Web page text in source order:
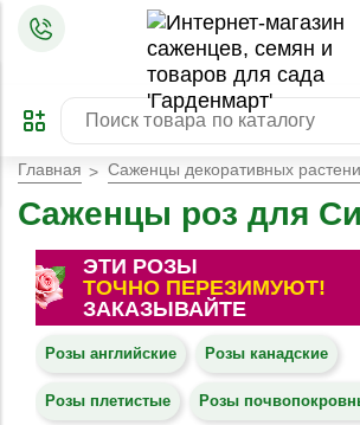
ПРЕДЗАКАЗ
ЗАБРОНИРОВАТЬ
ЛУЧШЕЕ
Главная Саженцы декоративных
Саженцы роз для
ЭТИ РОЗЫ
ТОЧНО ПЕРЕЗИМУЮТ!
ЗАКАЗЫВАЙТЕ
Розы английские Розы канадские
Розы плетистые Розы